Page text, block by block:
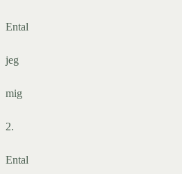
Ental
jeg
mig
2.
Ental